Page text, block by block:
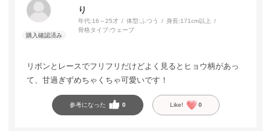
り
年代:16～25才 体型: ふつう 身長:171cm以上
骨格タイプ:ウェーブ
リボンとレースでフリフリだけどよく見るとヒョウ柄があっ
て、甘過ぎずめちゃくちゃ可愛いです！
参考になった 0 Like! 0